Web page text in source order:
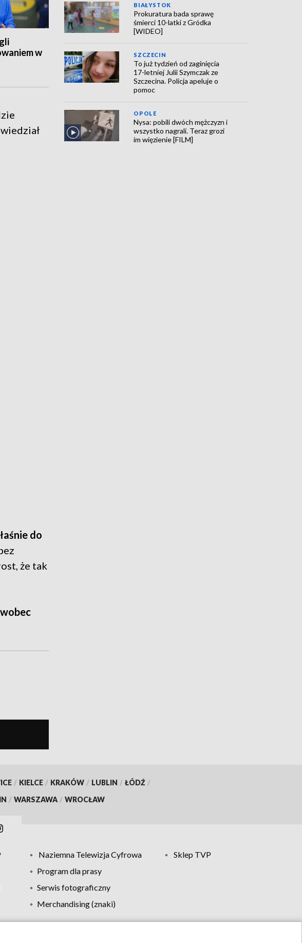
w
do
że tak
BIAŁYSTOK
Prokuratura bada sprawę
śmierci 10-latki z Gródka
[WIDEO]
SZCZECIN
To już tydzień od zaginięcia
17-letniej Julii Szymczak ze
Szczecina. Policja apeluje o
pomoc
OPOLE
Nysa: pobili dwóch mężczyzn i
wszystko nagrali. Teraz grozi
im więzienie [FILM]
/ KIELCE / KRAKÓW / LUBLIN / ŁÓDŹ /
/ WARSZAWA / WROCŁAW
Naziemna Telewizja Cyfrowa
Sklep TVP
Program dla prasy
Serwis fotograficzny
Merchandising (znaki)